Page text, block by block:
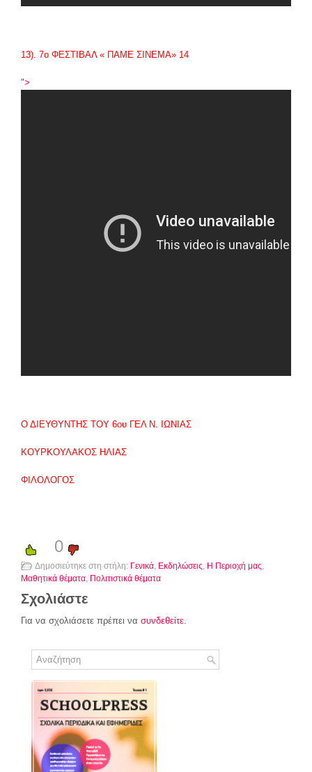
13). 7ο ΦΕΣΤΙΒΑΛ « ΠΑΜΕ ΣΙΝΕΜΑ» 14
">
Ο ΔΙΕΥΘΥΝΤΗΣ ΤΟΥ 6ου ΓΕΛ Ν. ΙΩΝΙΑΣ
ΚΟΥΡΚΟΥΛΑΚΟΣ ΗΛΙΑΣ
ΦΙΛΟΛΟΓΟΣ
0
Δημοσιεύτηκε στη στήλη: Γενικά, Εκδηλώσεις, Η Περιοχή μας,
Μαθητικά θέματα, Πολιτιστικά θέματα
Σχολιάστε
Για να σχολιάσετε πρέπει να συνδεθείτε.